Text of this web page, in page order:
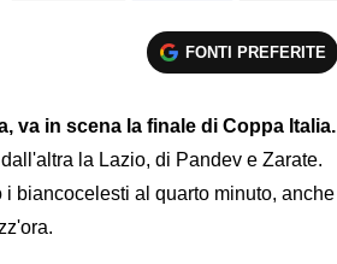
FONTI PREFERITE
va in scena la finale di Coppa Italia.
la Lazio, di Pandev e Zarate.
biancocelesti al quarto minuto, anche